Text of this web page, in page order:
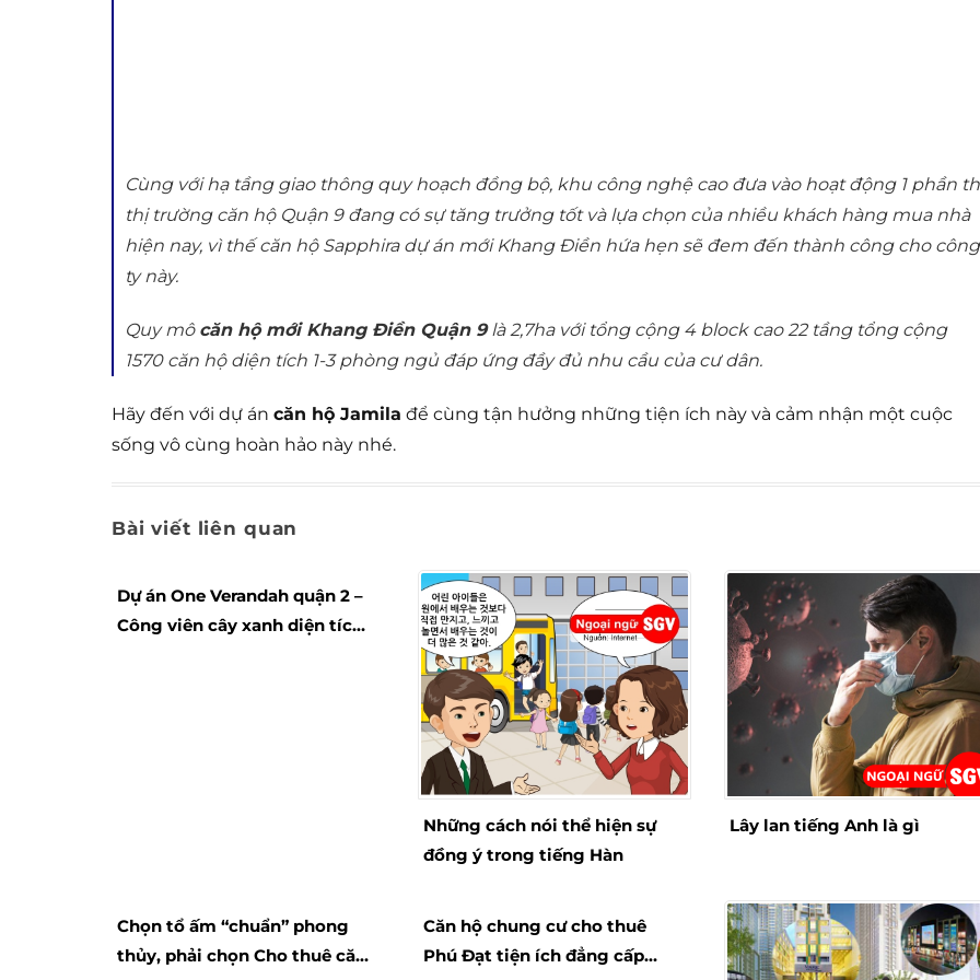
Cùng với hạ tầng giao thông quy hoạch đồng bộ, khu công nghệ cao đưa vào hoạt động 1 phần
thị trường căn hộ Quận 9 đang có sự tăng trưởng tốt và lựa chọn của nhiều khách hàng mua nhà
hiện nay, vì thế căn hộ Sapphira dự án mới Khang Điền hứa hẹn sẽ đem đến thành công cho công
ty này.
Quy mô căn hộ mới Khang Điền Quận 9là 2,7ha với tổng cộng 4 block cao 22 tầng tổng cộng
1570 căn hộ diện tích 1-3 phòng ngủ đáp ứng đầy đủ nhu cầu của cư dân.
Hãy đến với dự án căn hộ Jamila để cùng tận hưởng những tiện ích này và cảm nhận một cuộc
sống vô cùng hoàn hảo này nhé.
Bài viết liên quan
Dự án One Verandah quận 2 –
Công viên cây xanh diện tích
Những cách nói thể hiện sự
đồng ý trong tiếng Hàn
Lây lan tiếng Anh là gì
Chọn tổ ấm “chuẩn” phong
thủy, phải chọn Cho thuê căn
Căn hộ chung cư cho thuê
Phú Đạt tiện ích đẳng cấp